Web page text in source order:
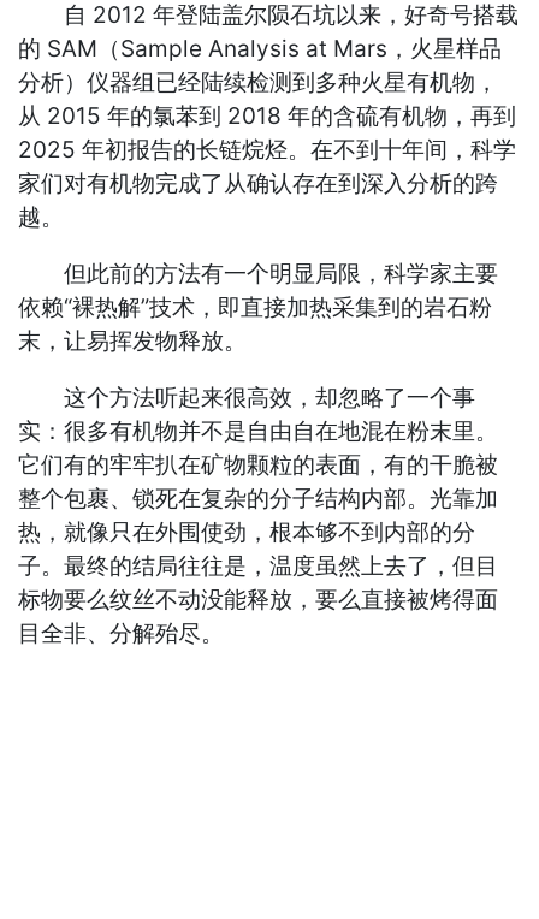
自 2012 年登陆盖尔陨石坑以来，好奇号搭载
的 SAM（Sample Analysis at Mars，火星样品
分析）仪器组已经陆续检测到多种火星有机物，
从 2015 年的氯苯到 2018 年的含硫有机物，再到
2025 年初报告的长链烷烃。在不到十年间，科学
家们对有机物完成了从确认存在到深入分析的跨
越。
但此前的方法有一个明显局限，科学家主要
依赖“裸热解”技术，即直接加热采集到的岩石粉
末，让易挥发物释放。
这个方法听起来很高效，却忽略了一个事
实：很多有机物并不是自由自在地混在粉末里。
它们有的牢牢扒在矿物颗粒的表面，有的干脆被
整个包裹、锁死在复杂的分子结构内部。光靠加
热，就像只在外围使劲，根本够不到内部的分
子。最终的结局往往是，温度虽然上去了，但目
标物要么纹丝不动没能释放，要么直接被烤得面
目全非、分解殆尽。